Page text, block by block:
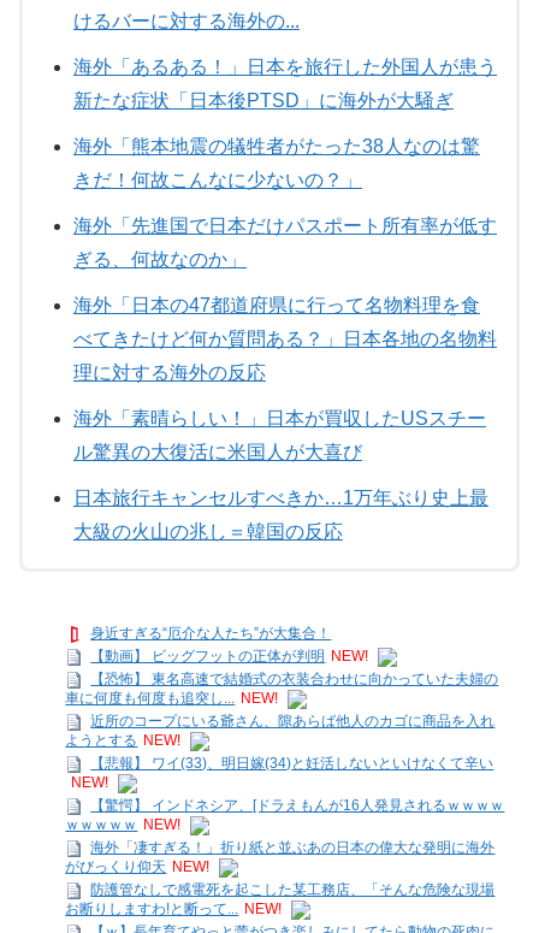
けるバーに対する海外の...
海外「あるある！」日本を旅行した外国人が患う
新たな症状「日本後PTSD」に海外が大騒ぎ
海外「熊本地震の犠牲者がたった38人なのは驚
きだ！何故こんなに少ないの？」
海外「先進国で日本だけパスポート所有率が低す
ぎる、何故なのか」
海外「日本の47都道府県に行って名物料理を食
べてきたけど何か質問ある？」日本各地の名物料
理に対する海外の反応
海外「素晴らしい！」日本が買収したUSスチー
ル驚異の大復活に米国人が大喜び
日本旅行キャンセルすべきか…1万年ぶり史上最
大級の火山の兆し＝韓国の反応
身近すぎる“厄介な人たち”が大集合！
【動画】 ビッグフットの正体が判明
NEW!
【恐怖】 東名高速で結婚式の衣装合わせに向かっていた夫婦の
車に何度も何度も追突し... NEW!
近所のコープにいる爺さん、隙あらば他人のカゴに商品を入れ
ようとする NEW!
【悲報】 ワイ(33)、明日嫁(34)と妊活しないといけなくて辛い
NEW!
【驚愕】 インドネシア、[ドラえもんが16人発見されるｗｗｗｗ
ｗｗｗｗｗ
NEW!
海外「凄すぎる！」折り紙と並ぶあの日本の偉大な発明に海外
がびっくり仰天 NEW!
防護管なしで感電死を起こした某工務店、「そんな危険な現場
お断りしますわ!と断って... NEW!